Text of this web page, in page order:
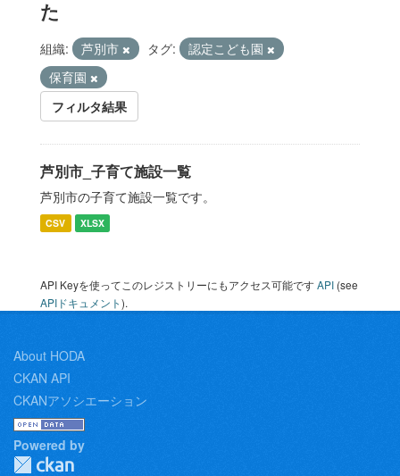
た
組織: 芦別市 タグ:
認定こども園
保育園
フィルタ結果
芦別市_子育て施設一覧
芦別市の子育て施設一覧です。
CSV XLSX
API Keyを使ってこのレジストリーにもアクセス可能ですAPI (see
APIドキュメント).
About HODA
CKAN API
CKANアソシエーション
Powered by